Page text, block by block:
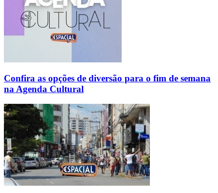
Confira as opções de diversão para o fim de semana
na Agenda Cultural